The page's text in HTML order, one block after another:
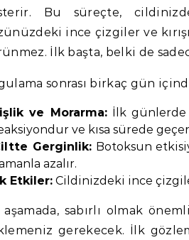
Bu süreçte,
ince çizgiler ve
İlk başta, belki de
sonrası birkaç gün
ve Morarma:İlk günlerde
ve kısa sürede
Gerginlik:Botoksun
azalır.
Etkiler: Cildinizdeki ince
aşamada, sabırlı olmak
gerekecek. İlk